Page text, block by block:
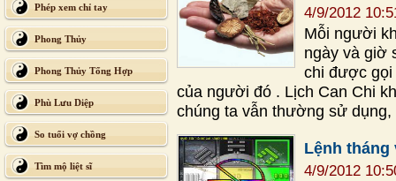
Phép xem chỉ tay
Phong Thủy
Phong Thủy Tổng Hợp
Phù Lưu Diệp
So tuổi vợ chồng
Tìm mộ liệt sĩ
4/9/2012
Mỗi người
ngày và giờ
chi được gọi
của người đó . Lịch Can Chi
chúng ta vẫn thường sử dụng,
Lệnh tháng
4/9/2012